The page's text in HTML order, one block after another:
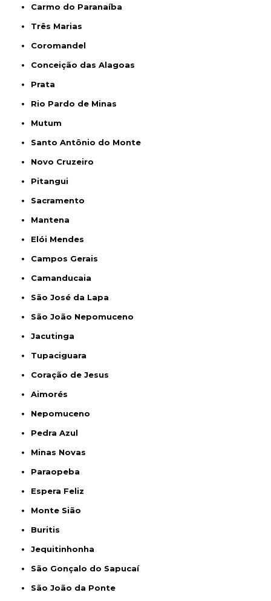
Carmo do Paranaíba
Três Marias
Coromandel
Conceição das Alagoas
Prata
Rio Pardo de Minas
Mutum
Santo Antônio do Monte
Novo Cruzeiro
Pitangui
Sacramento
Mantena
Elói Mendes
Campos Gerais
Camanducaia
São José da Lapa
São João Nepomuceno
Jacutinga
Tupaciguara
Coração de Jesus
Aimorés
Nepomuceno
Pedra Azul
Minas Novas
Paraopeba
Espera Feliz
Monte Sião
Buritis
Jequitinhonha
São Gonçalo do Sapucaí
São João da Ponte